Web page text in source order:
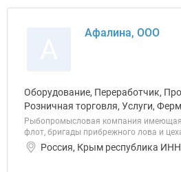
Афалина, ООО
Оборудование, Переработчик,
Розничная торговля, Услуги,
Рыбопромысловая компания
флот, бригады прибрежного лова и
Россия, Крым республика